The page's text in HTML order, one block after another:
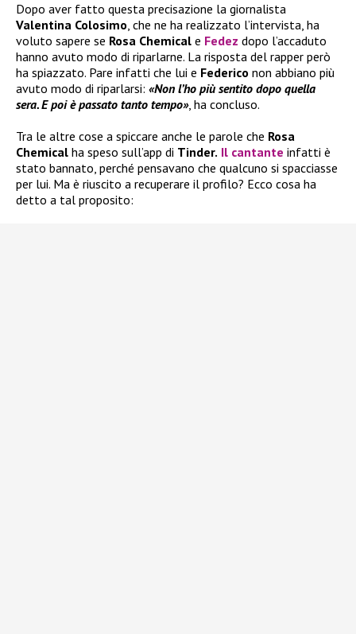
Dopo aver fatto questa precisazione la giornalista
Valentina Colosimo, che ne ha realizzato l’intervista, ha
voluto sapere se Rosa Chemical e Fedez dopo l’accaduto
hanno avuto modo di riparlarne. La risposta del rapper però
ha spiazzato. Pare infatti che lui e Federico non abbiano più
avuto modo di riparlarsi: «Non l’ho più sentito dopo quella
sera. E poi è passato tanto tempo», ha concluso.
Tra le altre cose a spiccare anche le parole che Rosa
Chemical ha speso sull’app di Tinder. Il cantante infatti è
stato bannato, perché pensavano che qualcuno si spacciasse
per lui. Ma è riuscito a recuperare il profilo? Ecco cosa ha
detto a tal proposito: